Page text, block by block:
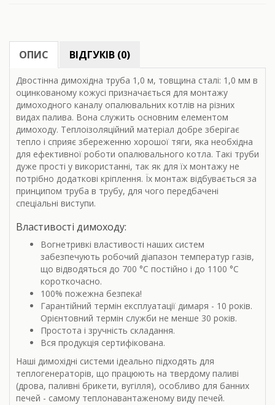
ОПИС ВІДГУКІВ (0)
Двостінна димохідна труба 1,0 м, товщина сталі: 1,0 мм в
оцинкованому кожусі призначається для монтажу
димоходного каналу опалювальних котлів на різних
видах палива. Вона служить основним елементом
димоходу. Теплоізоляційний матеріал добре зберігає
тепло і сприяє збереженню хорошої тяги, яка необхідна
для ефективної роботи опалювального котла. Такі труби
дуже прості у використанні, так як для їх монтажу не
потрібно додаткові кріплення. Їх монтаж відбувається за
принципом труба в трубу, для чого передбачені
спеціальні виступи.
Властивості димоходу:
Вогнетривкі властивості наших систем
забезпечують робочий діапазон температур газів,
що відводяться до 700 °С постійно і до 1100 °С
короткочасно.
100% пожежна безпека!
Гарантійний термін експлуатації димаря - 10 років.
Орієнтовний термін служби не менше 30 років.
Простота і зручність складання.
Вся продукція сертифікована.
Наші димохідні системи ідеально підходять для
теплогенераторів, що працюють на твердому паливі
(дрова, паливні брикети, вугілля), особливо для банних
печей - самому теплонавантаженому виду печей.